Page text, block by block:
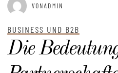
GEPOSTET AM
VONADMIN
BUSINESS UND B2B
Die